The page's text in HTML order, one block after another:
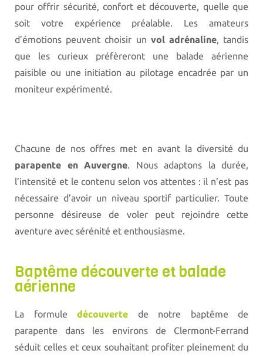
pour offrir sécurité, confort et découverte, quelle que
soit votre expérience préalable. Les amateurs
d’émotions peuvent choisir un vol adrénaline, tandis
que les curieux préfèreront une balade aérienne
paisible ou une initiation au pilotage encadrée par un
moniteur expérimenté.
Chacune de nos offres met en avant la diversité du
parapente en Auvergne. Nous adaptons la durée,
l’intensité et le contenu selon vos attentes : il n’est pas
nécessaire d’avoir un niveau sportif particulier. Toute
personne désireuse de voler peut rejoindre cette
aventure avec sérénité et enthousiasme.
Baptême découverte et balade
aérienne
La formule découverte de notre baptême de
parapente dans les environs de Clermont-Ferrand
séduit celles et ceux souhaitant profiter pleinement du